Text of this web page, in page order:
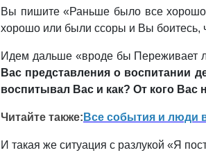
Вы пишите «Раньше было все хорошо
хорошо или были ссоры и Вы боитесь,
Идем дальше «вроде бы Переживает
Вас представления о воспитании
воспитывал Вас и как? От кого
Читайте также: Все события и люди
И такая же ситуация с разлукой «Я